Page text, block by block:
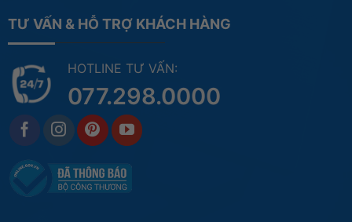
TƯ VẤN & HỖ TRỢ KHÁCH HÀNG
HOTLINE TƯ VẤN:
077.298.0000